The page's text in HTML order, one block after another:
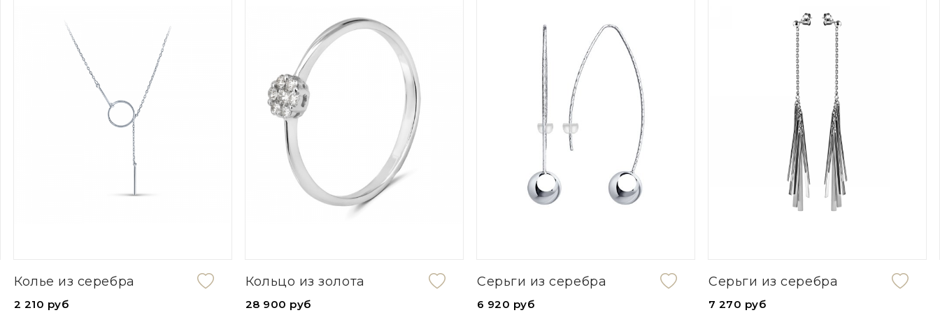
Кольцо из золота
28 900 руб
Серьги из серебра
6 920 руб
Серьги из серебра
7 270 руб
Сувенир "Нерпа" из
чароита